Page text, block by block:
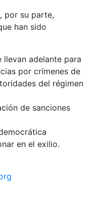
por su parte,
han sido
llevan adelante para
por crímenes de
del régimen
de sanciones
en el exilio.